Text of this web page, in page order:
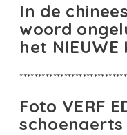
In de
woord
het NIEUWE
Foto VERF
schoenaerts